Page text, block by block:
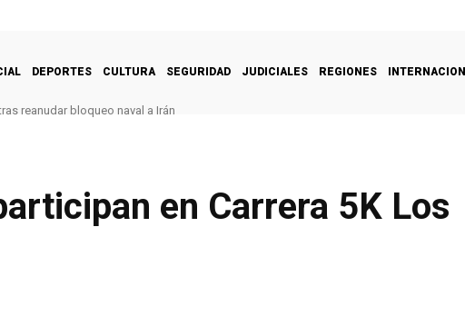
DEPORTES CULTURA SEGURIDAD JUDICIALES REGIONES
reanudar bloqueo naval a Irán
en Carrera 5K Los